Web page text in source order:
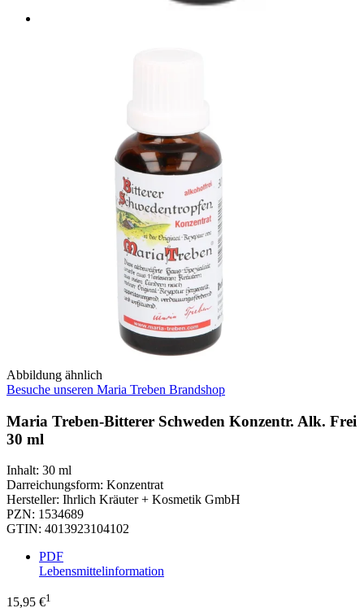
Abbildung ähnlich
Besuche unseren Maria Treben Brandshop
Maria Treben-Bitterer Schweden Konzentr. Alk. Frei
30 ml
Inhalt: 30 ml
Darreichungsform: Konzentrat
Hersteller: Ihrlich Kräuter + Kosmetik GmbH
PZN: 1534689
GTIN: 4013923104102
PDF
Lebensmittelinformation
15,95 €1